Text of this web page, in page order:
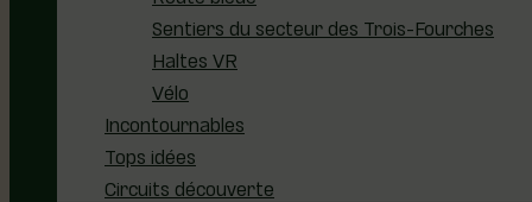
Sentiers du secteur des Trois-Fourches
Haltes VR
Vélo
Incontournables
Tops idées
Circuits découverte